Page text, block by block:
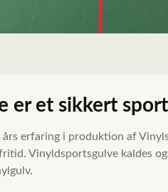
er et sikkert
års erfaring i produktion af
Vinyldsportsgulve kaldes